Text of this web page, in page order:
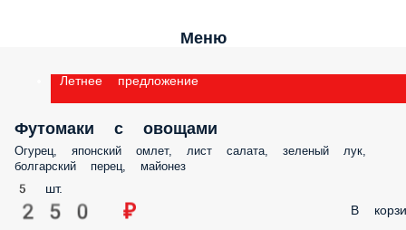
Меню
Летнее предложение
Футомаки с овощами
Огурец, японский омлет, лист салата, зеленый лук,
болгарский перец, майонез
5 шт.
250 ₽ В